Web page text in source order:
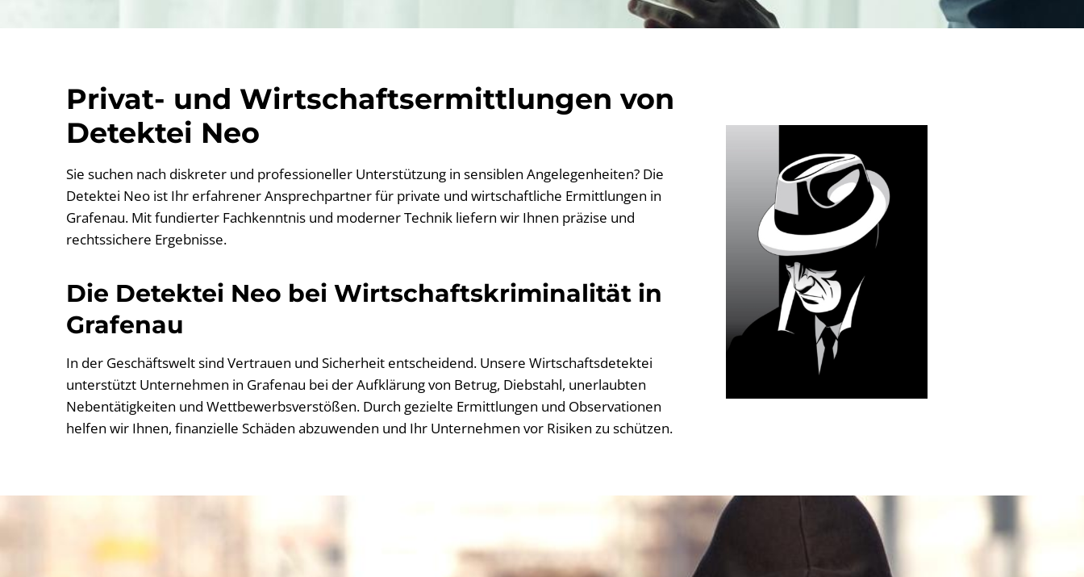
Privat- und Wirtschaftsermittlungen von
Detektei Neo
Sie suchen nach diskreter und professioneller Unterstützung in sensiblen Angelegenheiten? Die
Detektei Neo ist Ihr erfahrener Ansprechpartner für private und wirtschaftliche Ermittlungen in
Grafenau. Mit fundierter Fachkenntnis und moderner Technik liefern wir Ihnen präzise und
rechtssichere Ergebnisse.
Die Detektei Neo bei Wirtschaftskriminalität in
Grafenau
In der Geschäftswelt sind Vertrauen und Sicherheit entscheidend. Unsere Wirtschaftsdetektei
unterstützt Unternehmen in Grafenau bei der Aufklärung von Betrug, Diebstahl, unerlaubten
Nebentätigkeiten und Wettbewerbsverstößen. Durch gezielte Ermittlungen und Observationen
helfen wir Ihnen, finanzielle Schäden abzuwenden und Ihr Unternehmen vor Risiken zu schützen.